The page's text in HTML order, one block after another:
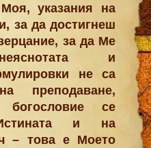
указания на
за да достигнеш
за да Ме
и
не са
преподаване,
богословие се
и на
– това е Моето